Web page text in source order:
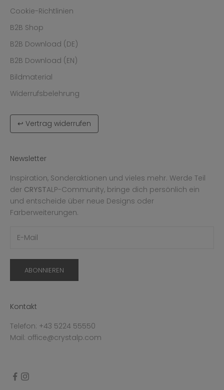
Cookie-Richtlinien
B2B Shop
B2B Download (DE)
B2B Download (EN)
Bildmaterial
Widerrufsbelehrung
↩ Vertrag widerrufen
Newsletter
Inspiration, Sonderaktionen und vieles mehr. Werde Teil
der CRYSTALP-Community, bringe dich persönlich ein
und entscheide über neue Designs oder
Farberweiterungen.
ABONNIEREN
Kontakt
Telefon: +43 5224 55550
Mail: office@crystalp.com